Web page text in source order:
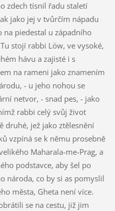
zdech tísnil řadu staletí
jako jej v tvůrčím nápadu
na piedestal u západního
stojí rabbi Löw, ve vysoké,
hávu a zajisté i s
na rameni jako znamením
- u jeho nohou se
netvor, - snad pes, - jako
rabbi celý svůj život
druhé, jež jako ztělesnění
vzpíná se k němu prosebně
Maharala-me-Prag, a
podstavce, aby šel po
národa, co by si as pomyslil
města, Gheta není více.
se na cestu, již jim